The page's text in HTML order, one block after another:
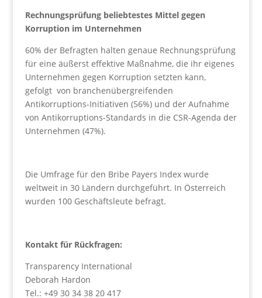
Rechnungsprüfung beliebtestes Mittel gegen
Korruption im Unternehmen
60% der Befragten halten genaue Rechnungsprüfung
für eine äußerst effektive Maßnahme, die ihr eigenes
Unternehmen gegen Korruption setzten kann,
gefolgt von branchenübergreifenden
Antikorruptions-Initiativen (56%) und der Aufnahme
von Antikorruptions-Standards in die CSR-Agenda der
Unternehmen (47%).
Die Umfrage für den Bribe Payers Index wurde
weltweit in 30 Ländern durchgeführt. In Österreich
wurden 100 Geschäftsleute befragt.
Kontakt für Rückfragen:
Transparency International
Deborah Hardon
Tel.: +49 30 34 38 20 417